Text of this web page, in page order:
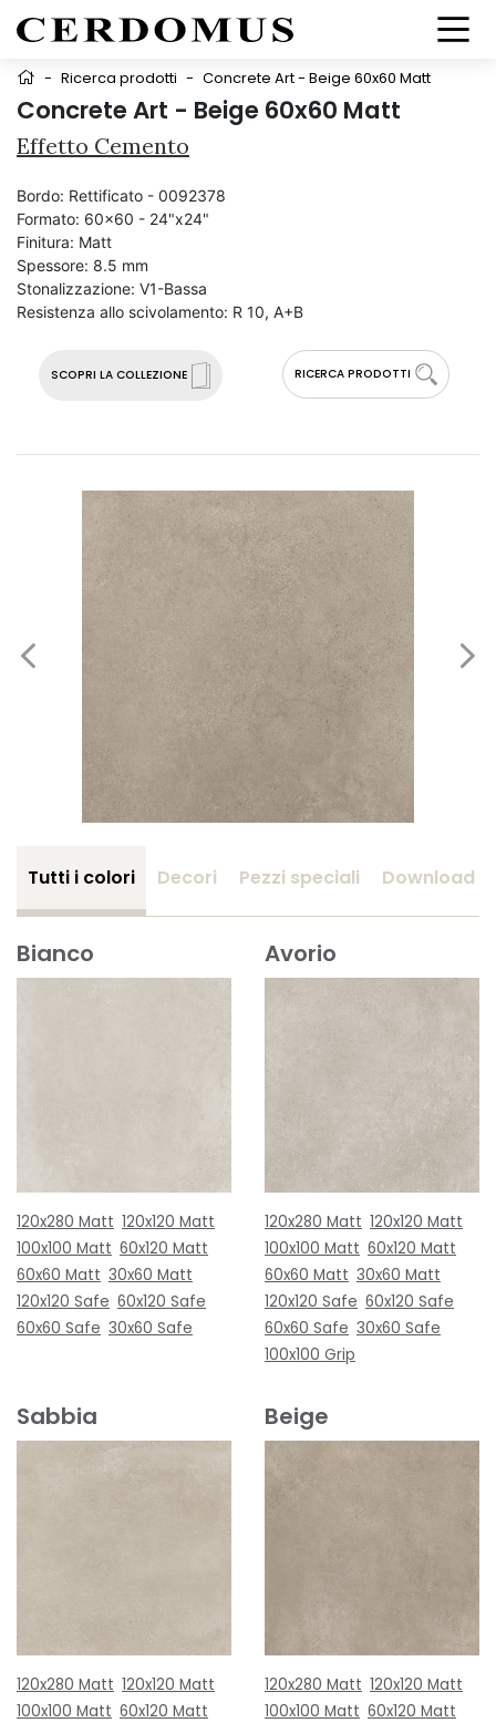
- Ricerca prodotti - Concrete Art - Beige 60x60 Matt
Concrete Art - Beige 60x60 Matt
Effetto Cemento
SCOPRI LA COLLEZIONE RICERCA PRODOTTI
Bordo: Rettificato - 0092378
Formato: 60x60 - 24"x24"
Finitura: Matt
Spessore: 8.5 mm
Stonalizzazione: V1-Bassa
Resistenza allo scivolamento: R 10, A+B
Tutti i colori Decori Pezzi speciali Download
Bianco
120x280 Matt 120x120 Matt
100x100 Matt 60x120 Matt
60x60 Matt 30x60 Matt
120x120 Safe 60x120 Safe
60x60 Safe 30x60 Safe
Avorio
120x280 Matt 120x120 Matt
100x100 Matt 60x120 Matt
60x60 Matt 30x60 Matt
120x120 Safe 60x120 Safe
60x60 Safe 30x60 Safe
100x100 Grip
Sabbia
120x280 Matt 120x120 Matt
100x100 Matt 60x120 Matt
Beige
120x280 Matt 120x120 Matt
100x100 Matt 60x120 Matt